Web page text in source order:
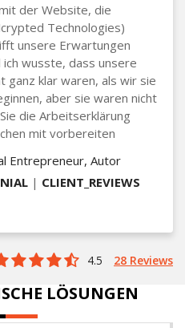
der Website, die
Technologies)
unsere Erwartungen
wusste, dass unsere
ganz klar waren, als wir sie
aber sie waren nicht
die Arbeitserklärung
mit vorbereiten
Entrepreneur, Autor
| CLIENT_REVIEWS
4.5 28 Reviews
LÖSUNGEN